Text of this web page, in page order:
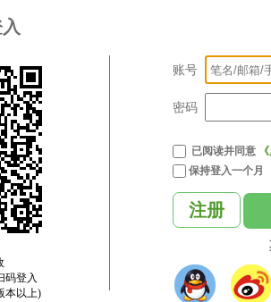
账号
密码
已阅读并同意
保持登入一个月
注册